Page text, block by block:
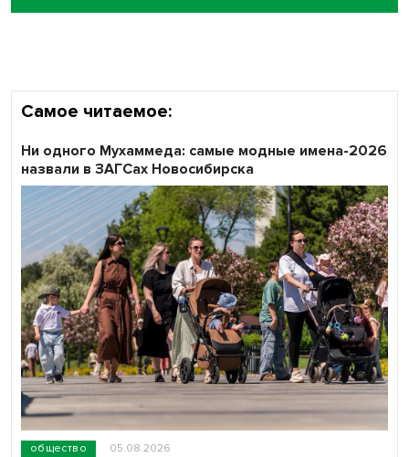
Самое читаемое:
общество 05.08.2026
Ни одного Мухаммеда: самые модные имена-2026
назвали в ЗАГСах Новосибирска